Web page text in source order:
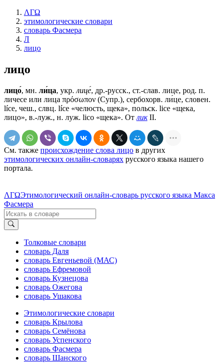
ΛΓΩ
этимологические словари
словарь Фасмера
Л
лицо
лицо
лицо́, мн. ли́ца, укр. лице́, др.-русск., ст.-слав. лице, род. п.
личесе или лица πρόσωπον (Супр.), сербохорв. ли́це, словен.
líсе, чеш., слвц. líce «челюсть, щека», польск. lice «щека,
лицо», в.-луж., н. луж. lico «щека». От ликII.
См. также происхождение слова лицо в других
этимологических онлайн-словарях русского языка нашего
портала.
ΛΓΩЭтимологический онлайн-словарь русского языка Макса
Фасмера
Толковые словари
словарь Даля
словарь Евгеньевой (МАС)
словарь Ефремовой
словарь Кузнецова
словарь Ожегова
словарь Ушакова
Этимологические словари
словарь Крылова
словарь Семёнова
словарь Успенского
словарь Фасмера
словарь Шанского